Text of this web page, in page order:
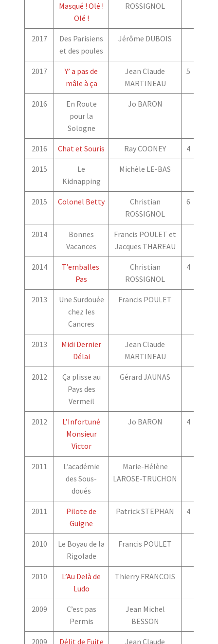
Masqué ! Olé !
Olé !
ROSSIGNOL
2017
Des Parisiens
et des poules
Jérôme DUBOIS
2017
Y’ a pas de
mâle à ça
Jean Claude
MARTINEAU
5
2016
En Route
pour la
Sologne
Jo BARON
2016 Chat et Souris Ray COONEY 4
2015
Le
Kidnapping
Michèle LE-BAS
2015 Colonel Betty
Christian
ROSSIGNOL
6
2014
Bonnes
Vacances
Francis POULET et
Jacques THAREAU
2014
T’emballes
Pas
Christian
ROSSIGNOL
4
2013
Une Surdouée
chez les
Cancres
Francis POULET
2013
Midi Dernier
Délai
Jean Claude
MARTINEAU
2012
Ça plisse au
Pays des
Vermeil
Gérard JAUNAS
2012
L’Infortuné
Monsieur
Victor
Jo BARON 4
2011
L’académie
des Sous-
doués
Marie-Hélène
LAROSE-TRUCHON
2011
Pilote de
Guigne
Patrick STEPHAN 4
2010
Le Boyau de la
Rigolade
Francis POULET
2010
L’Au Delà de
Ludo
Thierry FRANCOIS
2009
C’est pas
Permis
Jean Michel
BESSON
2009 Délit de Fuite Jean Claude